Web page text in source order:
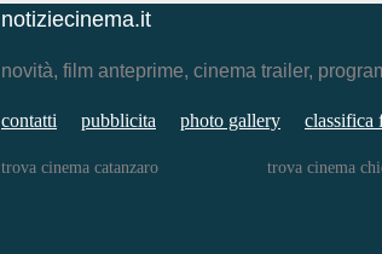
notiziecinema.it
novità, film anteprime, cinema trailer,
contatti pubblicita photo gallery classifica
trova cinema catanzaro trova cinema